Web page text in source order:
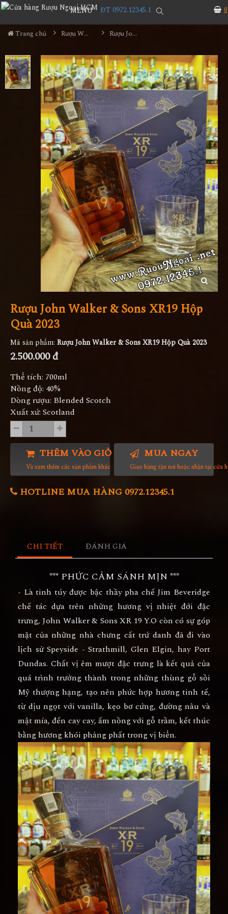
0
MENU ĐT 0972.12345.1
Trang chủ Rượu Whisky Rượu John Walker & Sons XR19 Hộp Quà 2023
Rượu John Walker & Sons XR19 Hộp
Quà 2023
Mã sản phẩm: Rượu John Walker & Sons XR19 Hộp Quà 2023
2.500.000 đ
Thể tích: 700ml
Nồng độ: 40%
Dòng rượu: Blended Scotch
Xuất xứ: Scotland
THÊM VÀO GIỎ HÀNG
Và xem thêm các sản phẩm khác
MUA NGAY
Giao hàng tận nơi hoặc nhận tại cửa
HOTLINE MUA HÀNG 0972.12345.1
CHI TIẾT ĐÁNH GIÁ
*** PHỨC CẢM SÁNH MỊN ***
- Là tinh túy được bậc thầy pha chế Jim Beveridge
chế tác dựa trên những hương vị nhiệt đới đặc
trưng, John Walker & Sons XR 19 Y.O còn có sự góp
mặt của những nhà chưng cất trứ danh đã đi vào
lịch sử Speyside - Strathmill, Glen Elgin, hay Port
Dundas. Chất vị êm mượt đặc trưng là kết quả của
quá trình trưởng thành trong những thùng gỗ sồi
Mỹ thượng hạng, tạo nên phức hợp hương tinh tế,
từ dịu ngọt với vanilla, kẹo bơ cứng, đường nâu và
mật mía, đến cay cay, ấm nồng với gỗ trầm, kết thúc
bằng hương khói phảng phất trong vị biển.